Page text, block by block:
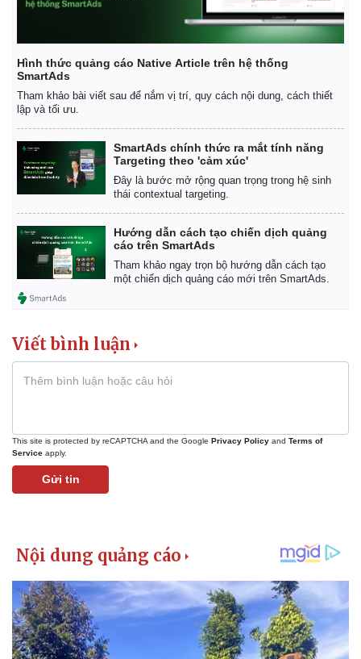
Kinh tế
Bất động sản
Khởi nghiệp
Thị trường
Giá vàng
Tỷ giá
Chứng khoán
Hình thức quảng cáo Native Article trên hệ thống
SmartAds
Tham khảo bài viết sau để nắm vị trí, quy cách nội dung, cách thiết
lập và tối ưu.
SmartAds chính thức ra mắt tính năng
Targeting theo 'cảm xúc'
Đây là bước mở rộng quan trọng trong hệ sinh
thái contextual targeting.
Hướng dẫn cách tạo chiến dịch quảng
cáo trên SmartAds
Tham khảo ngay trọn bộ hướng dẫn cách tạo
một chiến dịch quảng cáo mới trên SmartAds.
Viết bình luận
This site is protected by reCAPTCHA and the Google Privacy Policy and Terms of
Service apply.
Gửi tin